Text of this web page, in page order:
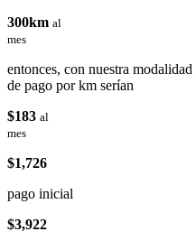
300km al
mes
entonces, con nuestra modalidad
de pago por km serían
$183 al
mes
$1,726
pago inicial
$3,922